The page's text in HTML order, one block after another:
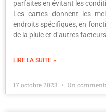
parfaites en évitant les
Les cartes donnent les
endroits spécifiques, en
de la pluie et d’autres
LIRE LA SUITE »
17 octobre 2023 Un